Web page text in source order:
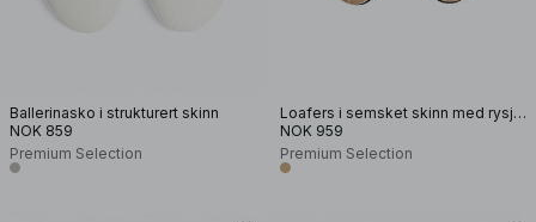
Ballerinasko i strukturert skinn
NOK 859
Premium Selection
Loafers i semsket skinn med rysjedetaljer
NOK 959
Premium Selection